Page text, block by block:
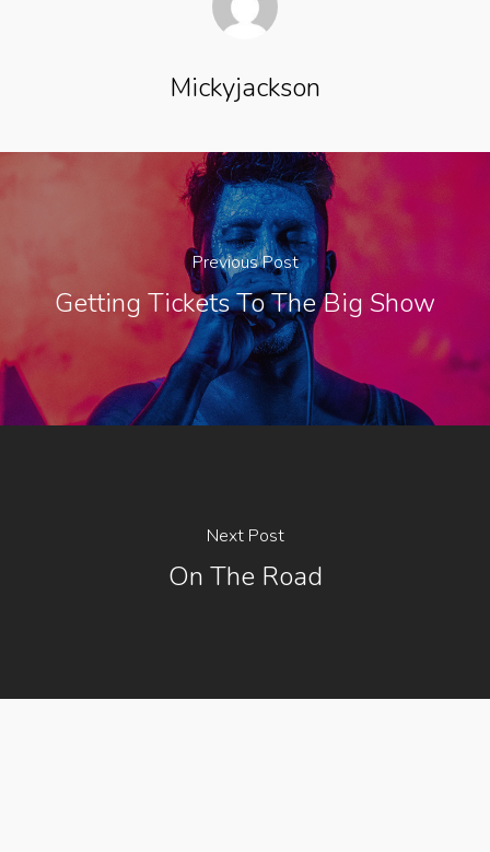
Mickyjackson
Previous Post
Getting Tickets To The Big Show
Next Post
On The Road